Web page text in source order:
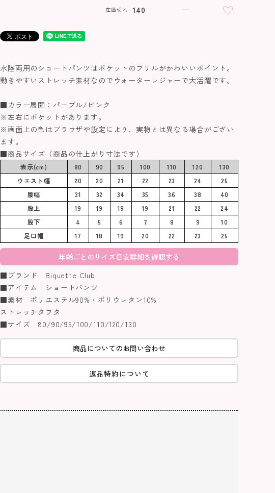
140
在庫切れ —
水陸両用のショートパンツはポケットのフリルがかわいいポイント。
動きやすいストレッチ素材なのでウォーターレジャーで大活躍です。
■カラー展開：パープル/ピンク
※左右にポケットがあります。
※画面上の色はブラウザや設定により、実物とは異なる場合がござい
ます。
■商品サイズ（商品の仕上がり寸法です）
表示(cm) 80 90 95 100 110 120
130
ウエスト幅
20 20 21 22 23 24
25
腰幅
31 32 34 35 36 38
40
股上
19 19 19 19 21 22
24
股下
4 5 6 7 8 9
10
足口幅
17 18 19 20 22 23 25
年齢ごとのサイズ目安詳細を確認する
■ブランド Biquette Club
■アイテム ショートパンツ
■素材 ポリエステル90%・ポリウレタン10%
ストレッチタフタ
■サイズ 80/90/95/100/110/120/130
商品についてのお問い合わせ
返品特約について